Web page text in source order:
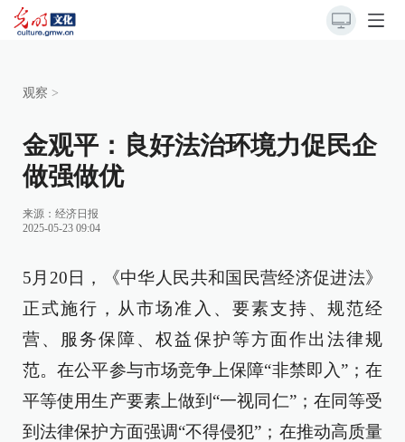
观察 >
金观平：良好法治环境力促民企
做强做优
来源： 经济日报
2025-05-23 09:04
5月20日，《中华人民共和国民营经济促进法》
正式施行，从市场准入、要素支持、规范经
营、服务保障、权益保护等方面作出法律规
范。在公平参与市场竞争上保障“非禁即入”；在
平等使用生产要素上做到“一视同仁”；在同等受
到法律保护方面强调“不得侵犯”；在推动高质量